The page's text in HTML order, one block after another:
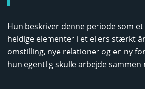
Hun beskriver denne periode som
heldige elementer i et ellers stærkt
omstilling, nye relationer og en ny
hun egentlig skulle arbejde sammen